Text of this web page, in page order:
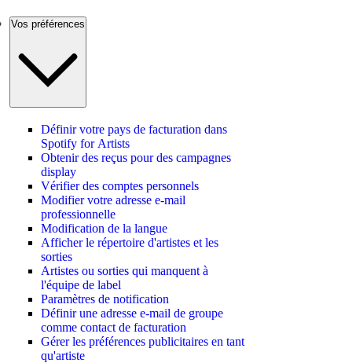
Vos préférences
Définir votre pays de facturation dans
Spotify for Artists
Obtenir des reçus pour des campagnes
display
Vérifier des comptes personnels
Modifier votre adresse e-mail
professionnelle
Modification de la langue
Afficher le répertoire d'artistes et les
sorties
Artistes ou sorties qui manquent à
l'équipe de label
Paramètres de notification
Définir une adresse e-mail de groupe
comme contact de facturation
Gérer les préférences publicitaires en tant
qu'artiste